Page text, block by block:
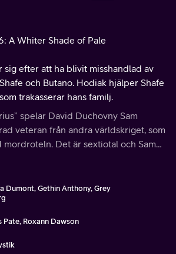
A Whiter Shade of Pale
sig efter att ha blivit misshandlad av
och Butano. Hodiak hjälper Shafe
trakasserar hans familj.
spelar David Duchovny Sam
veteran från andra världskriget, som
mordroteln. Det är sextiotal och Sam
Dumont, Gethin Anthony, Grey
Pate, Roxann Dawson